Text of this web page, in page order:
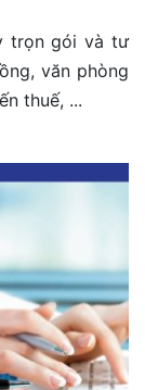
trọn gói và tư
văn phòng
thuế, ...